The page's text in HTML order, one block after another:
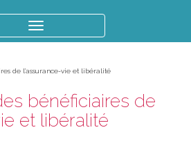
de l'assurance-vie et libéralité
bénéficiaires de
et libéralité